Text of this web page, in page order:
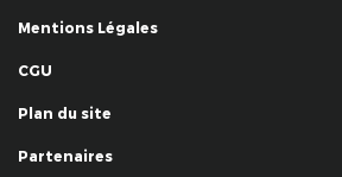
Mentions Légales
CGU
Plan du site
Partenaires